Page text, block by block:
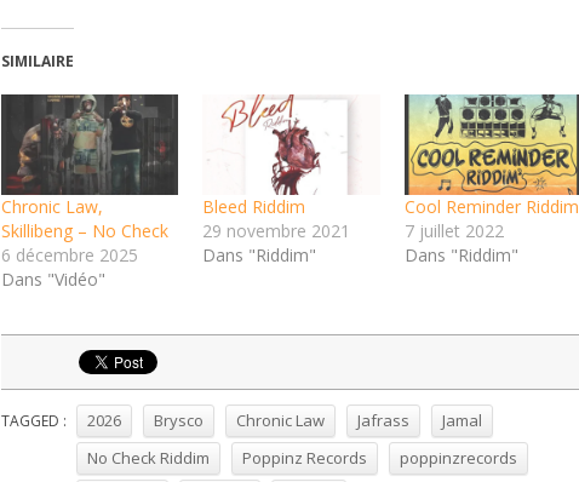
SIMILAIRE
Chronic Law,
Skillibeng – No Check
6 décembre 2025
Dans "Vidéo"
Bleed Riddim
29 novembre 2021
Dans "Riddim"
Cool Reminder Riddim
7 juillet 2022
Dans "Riddim"
TAGGED : 2026 Brysco Chronic Law Jafrass
Jamal
No Check Riddim
Poppinz Records poppinzrecords